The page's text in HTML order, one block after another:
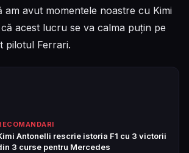
am avut momentele noastre cu Kimi
acest lucru se va calma puțin pe
pilotul Ferrari.
Antonelli rescrie istoria F1 cu 3 victorii
3 curse pentru Mercedes